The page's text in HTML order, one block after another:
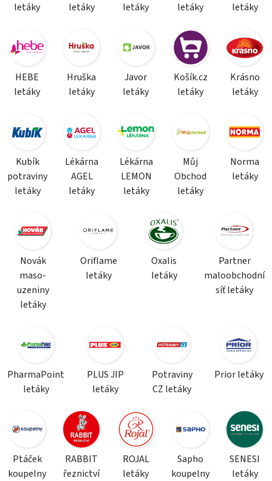
letáky
letáky
letáky
letáky
letáky
HEBE
letáky
Hruška
letáky
Javor
letáky
Košík.cz
letáky
Krásno
letáky
Kubík
potraviny
letáky
Lékárna
AGEL
letáky
Lékárna
LEMON
letáky
Můj
Obchod
letáky
Norma
letáky
Novák
maso-
uzeniny
letáky
Oriflame
letáky
Oxalis
letáky
Partner
maloobchodní
síť letáky
PharmaPoint
letáky
PLUS JIP
letáky
Potraviny
CZ letáky
Prior letáky
Ptáček
koupelny
RABBIT
řeznictví
ROJAL
letáky
Sapho
koupelny
SENESI
letáky